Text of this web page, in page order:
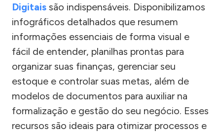
Digitais são indispensáveis. Disponibilizamos
infográficos detalhados que resumem
informações essenciais de forma visual e
fácil de entender, planilhas prontas para
organizar suas finanças, gerenciar seu
estoque e controlar suas metas, além de
modelos de documentos para auxiliar na
formalização e gestão do seu negócio. Esses
recursos são ideais para otimizar processos e